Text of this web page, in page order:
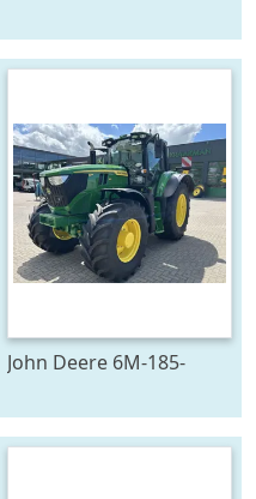
John Deere 6M-185-